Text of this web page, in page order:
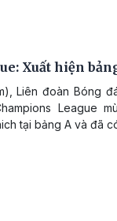
Xuất hiện
Liên đoàn Bóng
League
tại bảng A và đã